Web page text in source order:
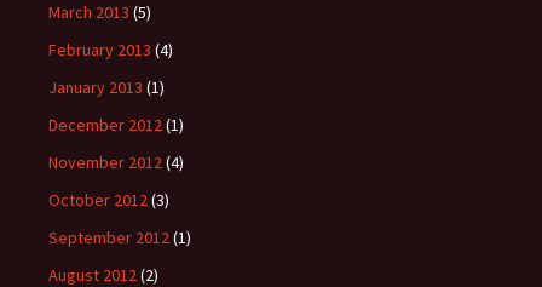
March 2013 (5)
February 2013 (4)
January 2013 (1)
December 2012(1)
November 2012(4)
October 2012(3)
September 2012(1)
August 2012(2)